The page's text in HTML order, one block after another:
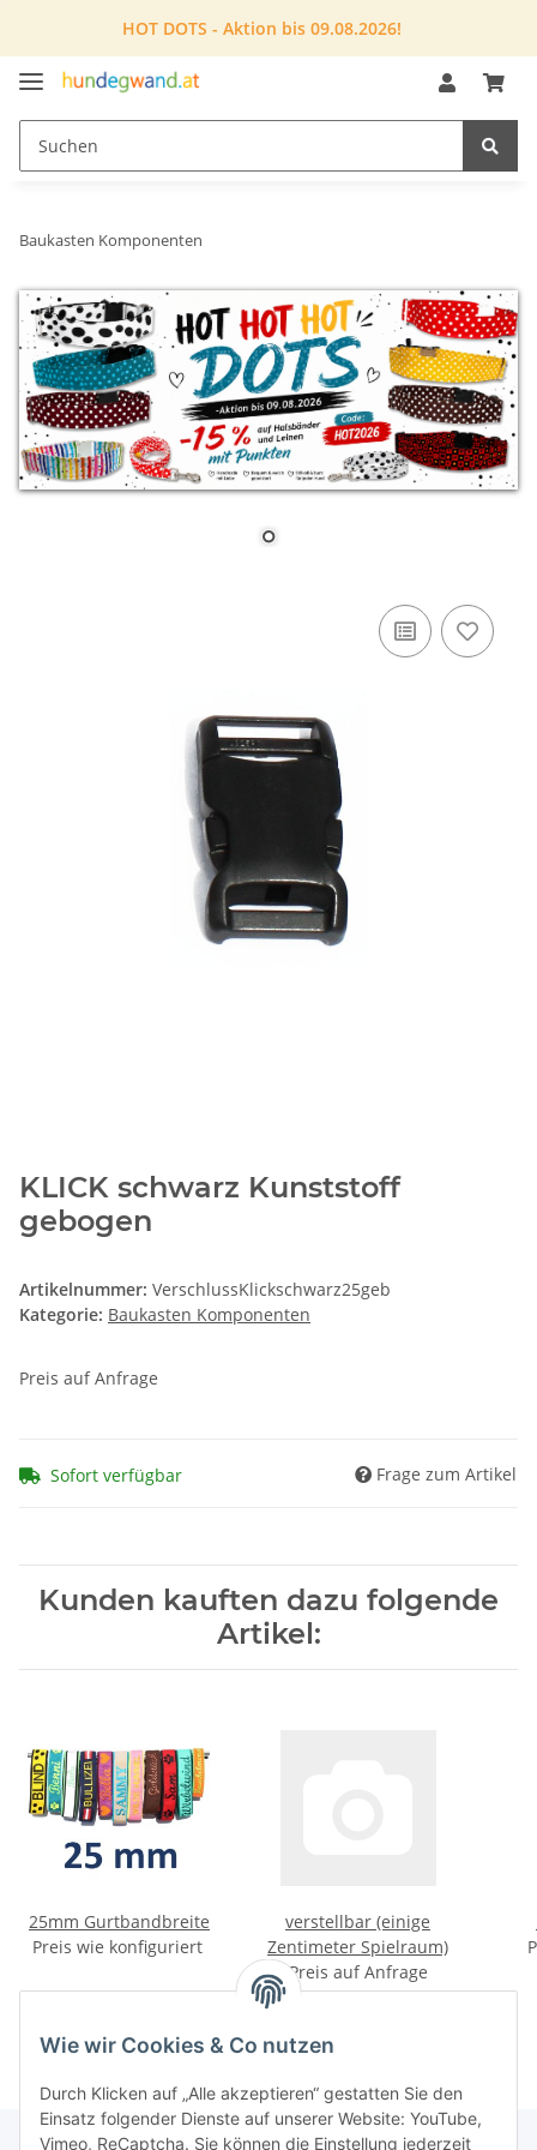
HOT DOTS - Aktion bis 09.08.2026!
Baukasten Komponenten
KLICK schwarz Kunststoff
gebogen
Artikelnummer: VerschlussKlickschwarz25geb
Kategorie: Baukasten Komponenten
Preis auf Anfrage
Sofort verfügbar Frage zum Artikel
Kunden kauften dazu folgende
Artikel:
25mm Gurtbandbreite
Preis wie konfiguriert
verstellbar (einige
Zentimeter Spielraum)
Preis auf Anfrage
Wie wir Cookies & Co nutzen
Durch Klicken auf „Alle akzeptieren“ gestatten Sie den
Einsatz folgender Dienste auf unserer Website: YouTube,
Vimeo, ReCaptcha. Sie können die Einstellung jederzeit